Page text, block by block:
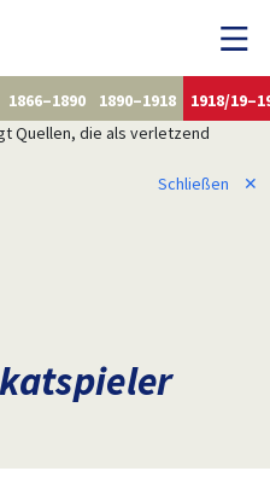
1866–1890 1890–1918
1918/
Quellen, die als verletzend
Schließen
✕